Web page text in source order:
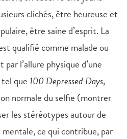
clichés, être heureuse et
être saine d’esprit. La
qualifié comme malade ou
l’allure physique d’une
que 100 Depressed Days,
normale du selfie (montrer
les stéréotypes autour de
mentale, ce qui contribue, par